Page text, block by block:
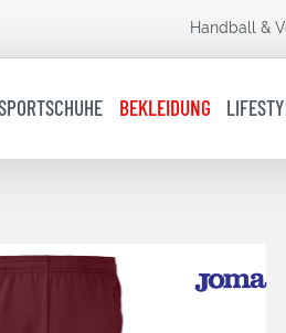
Handball &
BEKLEIDUNG